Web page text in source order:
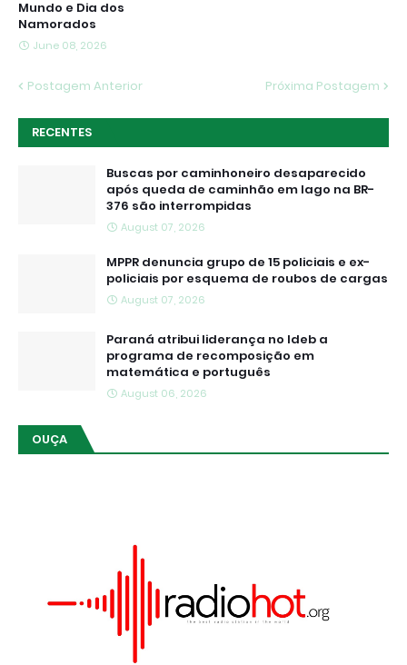
Mundo e Dia dos
Namorados
June 08, 2026
Postagem Anterior Próxima Postagem
RECENTES
Buscas por caminhoneiro desaparecido
após queda de caminhão em lago na BR-
376 são interrompidas
August 07, 2026
MPPR denuncia grupo de 15 policiais e ex-
policiais por esquema de roubos de cargas
August 07, 2026
Paraná atribui liderança no Ideb a
programa de recomposição em
matemática e português
August 06, 2026
OUÇA